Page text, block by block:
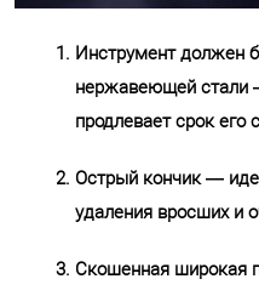
Инструмент должен
нержавеющей стали
продлевает срок его
Острый кончик —
удаления вросших и
Скошенная широкая